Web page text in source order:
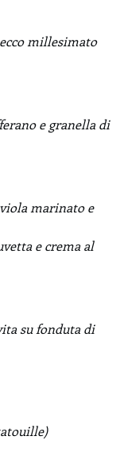
millesimato
e granella di
marinato e
e crema al
su fonduta di